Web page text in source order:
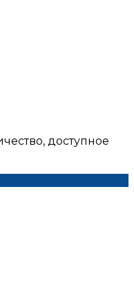
доступное